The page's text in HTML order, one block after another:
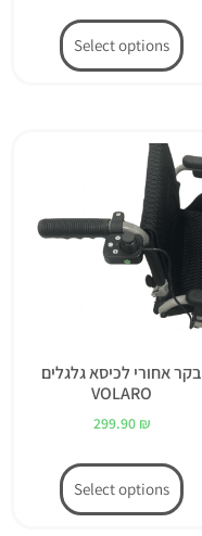
Select options
בקר אחורי לכיסא גלגלים
VOLARO
299.90 ₪
Select options